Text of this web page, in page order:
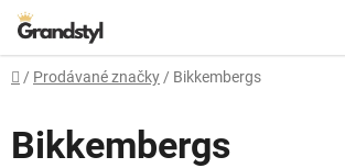
Přejít na obsah
Domů
/ Prodávané značky / Bikkembergs
Bikkembergs